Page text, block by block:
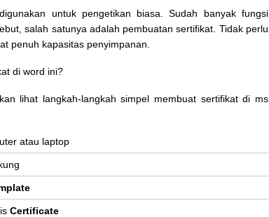
untuk pengetikan biasa. Sudah banyak fungsi
salah satunya adalah pembuatan sertifikat. Tidak perlu
penuh kapasitas penyimpanan.
di word ini?
lihat langkah-langkah simpel membuat sertifikat di ms
atau laptop
Certificate